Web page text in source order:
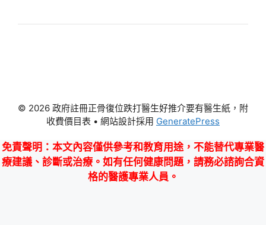
© 2026 政府註冊正骨復位跌打醫生好推介要有醫生紙，附
收費價目表 • 網站設計採用 GeneratePress
免責聲明 ：本文內容僅供參考和教育用途，不能替代專業醫
療建議、診斷或治療。如有任何健康問題，請務必諮詢合資
格的醫護專業人員。